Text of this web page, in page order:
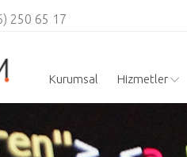
250 65 17
Kurumsal Hizmetler